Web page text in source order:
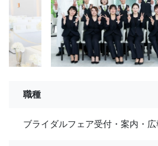
職種
ブライダルフェア受付・案内・